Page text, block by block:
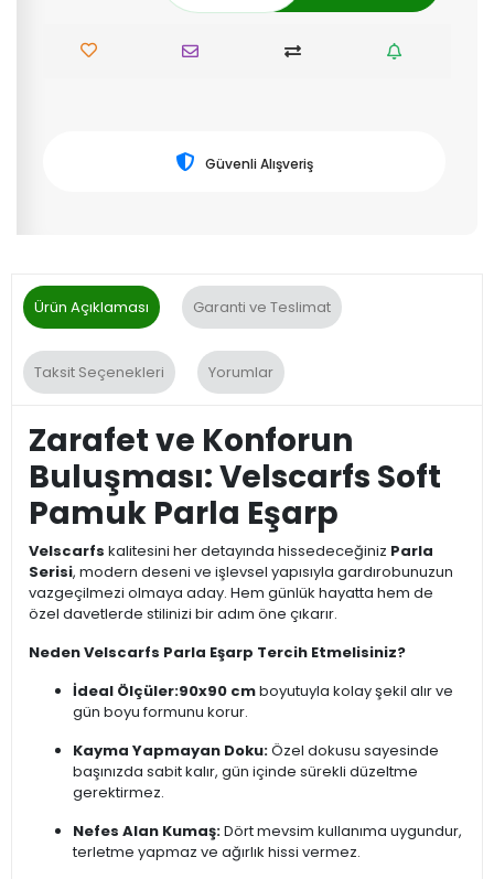
Güvenli Alışveriş
Ürün Açıklaması Garanti ve Teslimat
Taksit Seçenekleri Yorumlar
Zarafet ve Konforun
Buluşması: Velscarfs Soft
Pamuk Parla Eşarp
Velscarfs kalitesini her detayında hissedeceğiniz Parla
Serisi, modern deseni ve işlevsel yapısıyla gardırobunuzun
vazgeçilmezi olmaya aday. Hem günlük hayatta hem de
özel davetlerde stilinizi bir adım öne çıkarır.
Neden Velscarfs Parla Eşarp Tercih Etmelisiniz?
İdeal Ölçüler:90x90 cmboyutuyla kolay şekil alır ve
gün boyu formunu korur.
Kayma Yapmayan Doku:Özel dokusu sayesinde
başınızda sabit kalır, gün içinde sürekli düzeltme
gerektirmez.
Nefes Alan Kumaş:Dört mevsim kullanıma uygundur,
terletme yapmaz ve ağırlık hissi vermez.